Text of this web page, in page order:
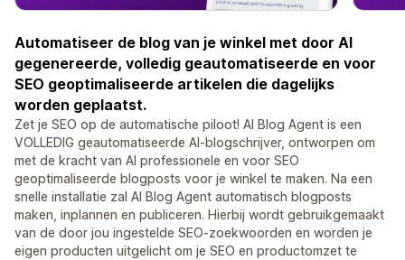
Automatiseer de blog van je winkel met door AI
gegenereerde, volledig geautomatiseerde en voor
SEO geoptimaliseerde artikelen die dagelijks
worden geplaatst.
Zet je SEO op de automatische piloot! AI Blog Agent is een
VOLLEDIG geautomatiseerde AI-blogschrijver, ontworpen om
met de kracht van AI professionele en voor SEO
geoptimaliseerde blogposts voor je winkel te maken. Na een
snelle installatie zal AI Blog Agent automatisch blogposts
maken, inplannen en publiceren. Hierbij wordt gebruikgemaakt
van de door jou ingestelde SEO-zoekwoorden en worden je
eigen producten uitgelicht om je SEO en productomzet te